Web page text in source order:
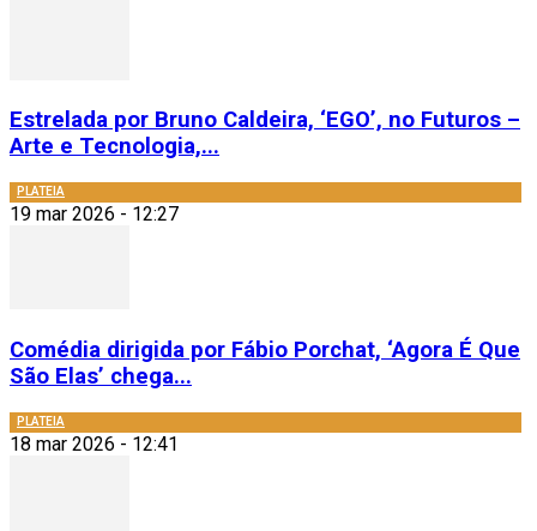
Estrelada por Bruno Caldeira, ‘EGO’, no Futuros –
Arte e Tecnologia,...
PLATEIA
19 mar 2026 - 12:27
Comédia dirigida por Fábio Porchat, ‘Agora É Que
São Elas’ chega...
PLATEIA
18 mar 2026 - 12:41